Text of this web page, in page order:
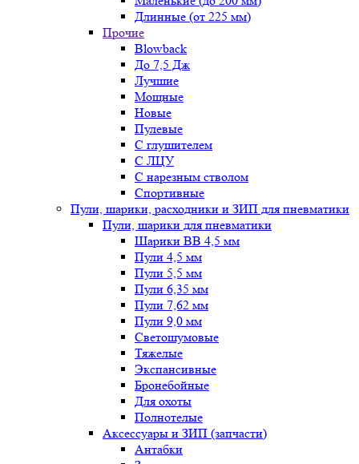
Длинные (от 225 мм)
Прочие
Blowback
До 7,5 Дж
Лучшие
Мощные
Новые
Пулевые
С глушителем
С ЛЦУ
С нарезным стволом
Спортивные
Пули, шарики, расходники и ЗИП для пневматики
Пули, шарики для пневматики
Шарики BB 4,5 мм
Пули 4,5 мм
Пули 5,5 мм
Пули 6,35 мм
Пули 7,62 мм
Пули 9,0 мм
Светошумовые
Тяжелые
Экспансивные
Бронебойные
Для охоты
Полнотелые
Аксессуары и ЗИП (запчасти)
Антабки